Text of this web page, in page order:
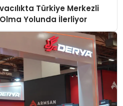
Türkiye Merkezli
Yolunda İlerliyor